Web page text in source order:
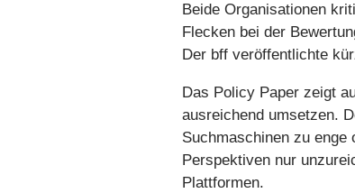
Beide Organisationen
Flecken bei der
Der bff veröffentlichte
Das Policy Paper zeigt
ausreichend umsetzen.
Suchmaschinen zu
Perspektiven nur
Plattformen.